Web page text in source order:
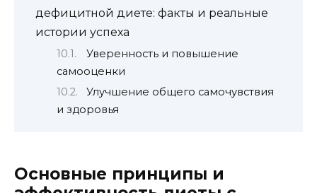
дефицитной диете: факты и реальные
истории успеха
Уверенность и повышение
самооценки
Улучшение общего самочувствия
и здоровья
Основные принципы и